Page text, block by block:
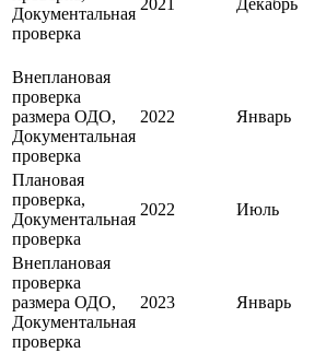
Документальная
проверка
2021 Декабрь
Внеплановая
проверка
размера ОДО,
Документальная
проверка
2022 Январь
Плановая
проверка,
Документальная
проверка
2022 Июль
Внеплановая
проверка
размера ОДО,
Документальная
проверка
2023 Январь